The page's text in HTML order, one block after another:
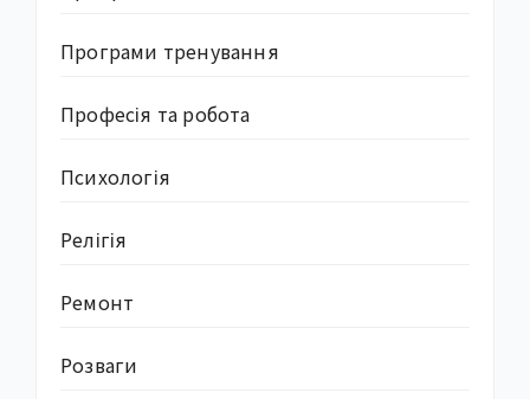
Програми тренування
Професія та робота
Психологія
Релігія
Ремонт
Розваги